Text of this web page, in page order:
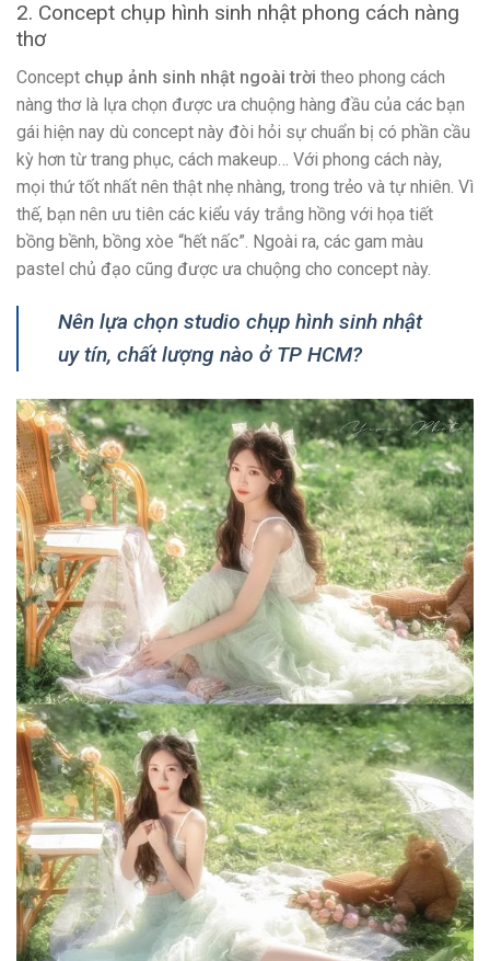
2. Concept chụp hình sinh nhật phong cách nàng
thơ
Concept chụp ảnh sinh nhật ngoài trời theo phong cách
nàng thơ là lựa chọn được ưa chuộng hàng đầu của các bạn
gái hiện nay dù concept này đòi hỏi sự chuẩn bị có phần cầu
kỳ hơn từ trang phục, cách makeup… Với phong cách này,
mọi thứ tốt nhất nên thật nhẹ nhàng, trong trẻo và tự nhiên. Vì
thế, bạn nên ưu tiên các kiểu váy trắng hồng với họa tiết
bồng bềnh, bồng xòe “hết nấc”. Ngoài ra, các gam màu
pastel chủ đạo cũng được ưa chuộng cho concept này.
Nên lựa chọn studio chụp hình sinh nhật
uy tín, chất lượng nào ở TP HCM?